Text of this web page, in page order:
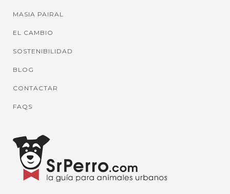
MASIA PAIRAL
EL CAMBIO
SOSTENIBILIDAD
BLOG
CONTACTAR
FAQS